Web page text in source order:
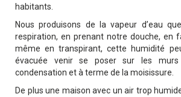
habitants.
Nous produisons de la vapeur d’eau
respiration, en prenant notre douche, en
même en transpirant, cette humidité
évacuée venir se poser sur les
condensation et à terme de la moisissure.
De plus une maison avec un air trop